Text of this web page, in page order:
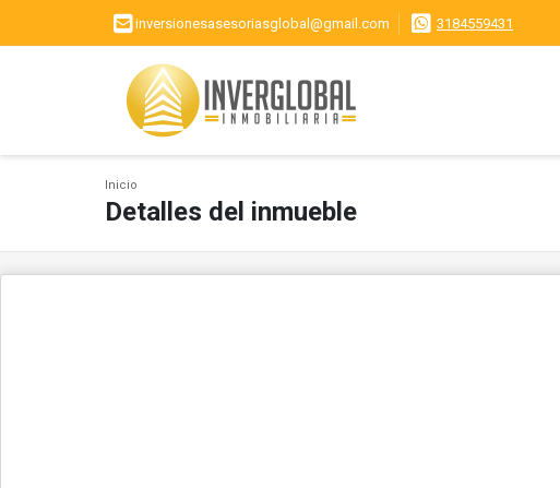
inversionesasesoriasglobal@gmail.com 3184559431
Inicio
Detalles del inmueble